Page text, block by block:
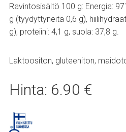
Ravintosisältö 100 g: Energia:
g (tyydyttyneitä 0,6 g),
g), proteiini: 4,1 g, suola: 37,8 g.
Laktoositon, gluteeniton,
Hinta: 6.90 €